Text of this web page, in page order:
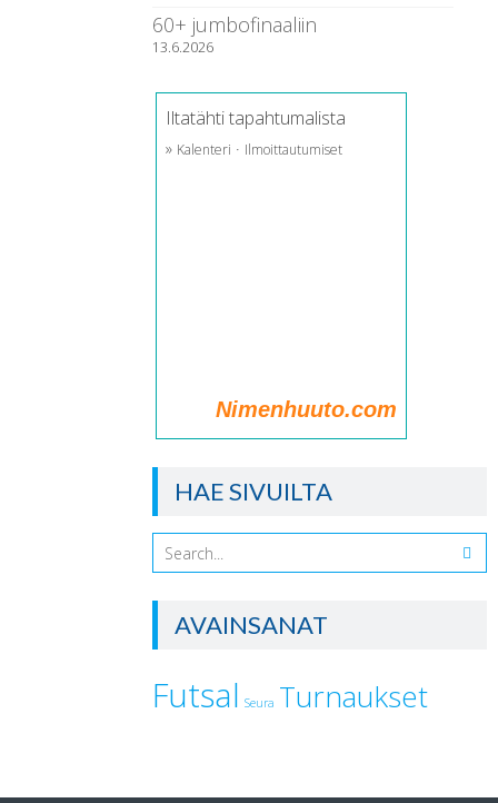
60+ jumbofinaaliin
13.6.2026
Iltatähti tapahtumalista
» Kalenteri · Ilmoittautumiset
Nimenhuuto.com
HAE SIVUILTA
AVAINSANAT
Futsal Seura Turnaukset